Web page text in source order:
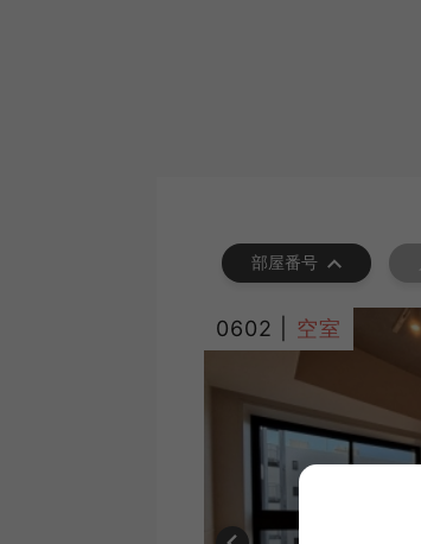
部屋番号
0602 | 空室